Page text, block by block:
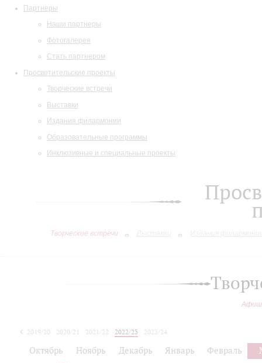
Партнеры
Наши партнеры
Фотогалерея
Стать партнером
Просветительские проекты
Творческие встречи
Выставки
Издания филармонии
Образовательные программы
Инклюзивные и специальные проекты
Творческие встречи
2019/20 2020/21 2021/22 2022/23
2023/24
Октябрь Ноябрь Декабрь Январь Февраль